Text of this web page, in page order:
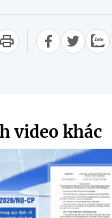
video khác